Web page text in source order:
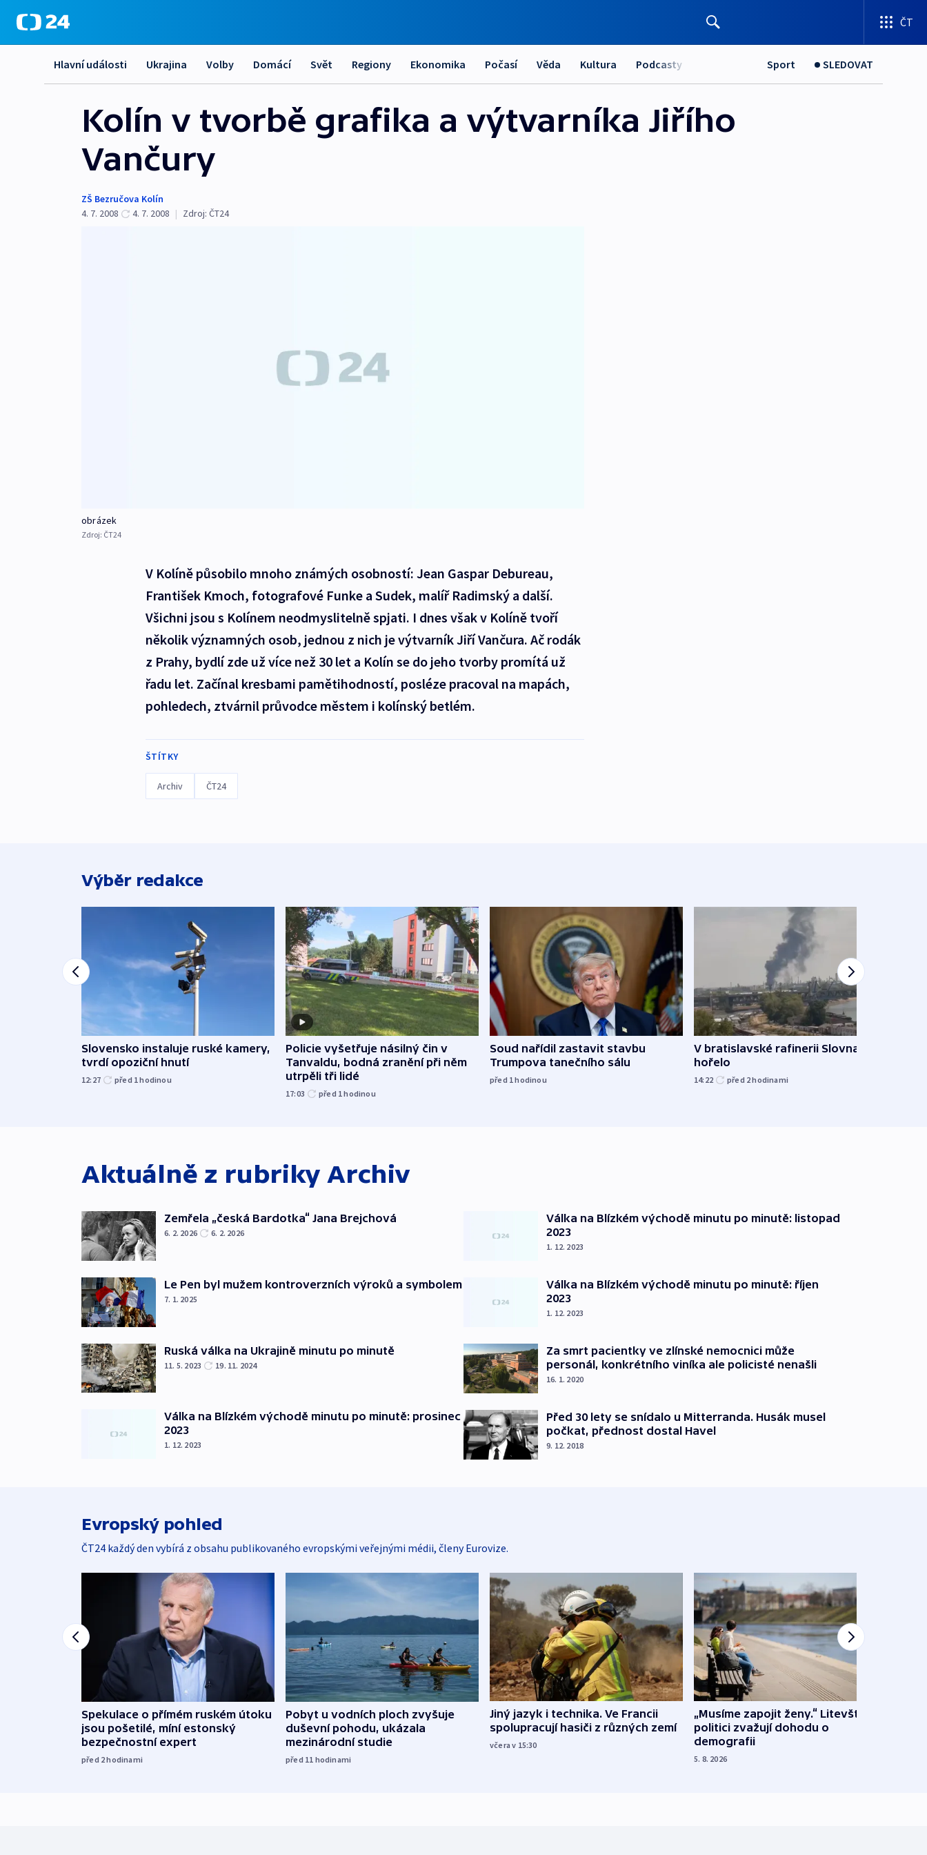
ČT
Hlavní události Ukrajina Volby Domácí Svět Regiony Ekonomika Počasí Věda Kultura Podcasty Sport SLEDOVAT
Kolín v tvorbě grafika a výtvarníka Jiřího
Vančury
ZŠ Bezručova Kolín
4. 7. 2008
4. 7. 2008 | Zdroj: ČT24
obrázek
Zdroj: ČT24
V Kolíně působilo mnoho známých osobností: Jean Gaspar Debureau,
František Kmoch, fotografové Funke a Sudek, malíř Radimský a další.
Všichni jsou s Kolínem neodmyslitelně spjati. I dnes však v Kolíně tvoří
několik významných osob, jednou z nich je výtvarník Jiří Vančura. Ač rodák
z Prahy, bydlí zde už více než 30 let a Kolín se do jeho tvorby promítá už
řadu let. Začínal kresbami pamětihodností, posléze pracoval na mapách,
pohledech, ztvárnil průvodce městem i kolínský betlém.
ŠTÍTKY
Archiv ČT24
Výběr redakce
Slovensko instaluje ruské kamery,
tvrdí opoziční hnutí
12:27 před 1hodinou
Policie vyšetřuje násilný čin v
Tanvaldu, bodná zranění při něm
utrpěli tři lidé
17:03 před 1hodinou
Soud nařídil zastavit stavbu
Trumpova tanečního sálu
před 1hodinou
V bratislavské rafinerii Slovnaft
hořelo
14:22 před 2hodinami
Aktuálně z rubriky Archiv
Zemřela „česká Bardotka“ Jana Brejchová
6. 2. 2026 6. 2. 2026
Le Pen byl mužem kontroverzních výroků a symbolem
7. 1. 2025
Ruská válka na Ukrajině minutu po minutě
11. 5. 2023 19. 11. 2024
Válka na Blízkém východě minutu po minutě: prosinec
2023
1. 12. 2023
Válka na Blízkém východě minutu po minutě: listopad
2023
1. 12. 2023
Válka na Blízkém východě minutu po minutě: říjen
2023
1. 12. 2023
Za smrt pacientky ve zlínské nemocnici může
personál, konkrétního viníka ale policisté nenašli
16. 1. 2020
Před 30 lety se snídalo u Mitterranda. Husák musel
počkat, přednost dostal Havel
9. 12. 2018
Evropský pohled
ČT24 každý den vybírá z obsahu publikovaného evropskými veřejnými médii, členy Eurovize.
Spekulace o přímém ruském útoku
jsou pošetilé, míní estonský
bezpečnostní expert
před 2hodinami
Pobyt u vodních ploch zvyšuje
duševní pohodu, ukázala
mezinárodní studie
před 11 hodinami
Jiný jazyk i technika. Ve Francii
spolupracují hasiči z různých zemí
včera v 15:30
„Musíme zapojit ženy.“ Litevští
politici zvažují dohodu o
demografii
5. 8. 2026